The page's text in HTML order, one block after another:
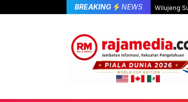
BREAKING NEWS Wilujeng